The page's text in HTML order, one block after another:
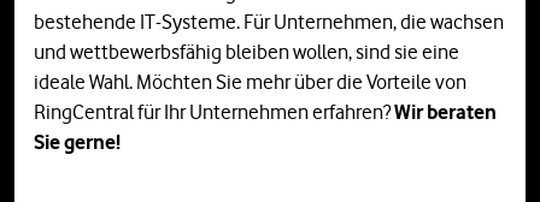
bestehende IT-Systeme. Für Unternehmen, die wachsen
und wettbewerbsfähig bleiben wollen, sind sie eine
ideale Wahl. Möchten Sie mehr über die Vorteile von
RingCentral für Ihr Unternehmen erfahren?Wir beraten
Sie gerne!